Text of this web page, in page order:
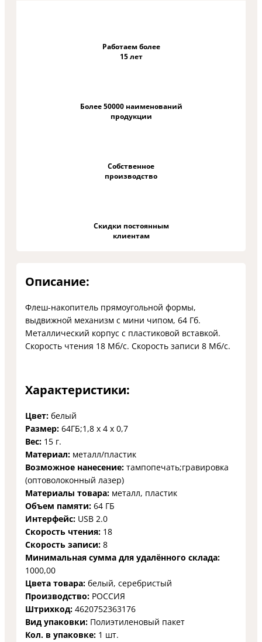
Работаем более
15 лет
Более 50000 наименований
продукции
Собственное
производство
Скидки постоянным
клиентам
Описание:
Флеш-накопитель прямоугольной формы,
выдвижной механизм с мини чипом, 64 Гб.
Металлический корпус с пластиковой вставкой.
Cкорость чтения 18 Мб/с. Скорость записи 8 Мб/с.
Характеристики:
Цвет: белый
Размер: 64ГБ;1,8 х 4 х 0,7
Вес: 15 г.
Материал: металл/пластик
Возможное нанесение: тампопечать;гравировка
(оптоволоконный лазер)
Материалы товара: металл, пластик
Объем памяти: 64 ГБ
Интерфейс: USB 2.0
Скорость чтения: 18
Скорость записи: 8
Минимальная сумма для удалённого склада:
1000,00
Цвета товара: белый, серебристый
Производство: РОССИЯ
Штрихкод: 4620752363176
Вид упаковки: Полиэтиленовый пакет
Кол. в упаковке: 1 шт.